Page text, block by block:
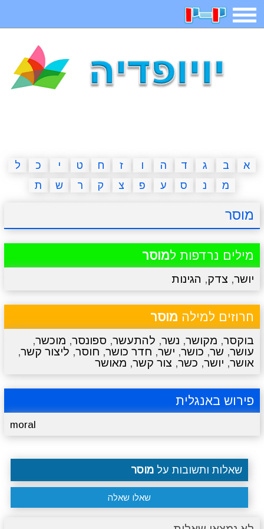
תפריט
איש תלוי מדריכים פוקימון גו מצא הבדלים
יצירה משחקי בנות אשליות חדשות
א ב ג ד ה ו ז ח ט י כ
ל
מ
נ ס ע פ צ ק ר ש ת
מוסר
מילים נרדפות למוסר
יושר, צדק, הגינות
חרוזים למילה מוסר
בוקסר, מקושר, נשר, להתעשר, ספונסר, מוכשר,
עושר, שר, כושר, ישר, חדר כושר, חוסר, ליצור קשר,
אושר, יושר, כשר, צור קשר, מאושר
פירוש באנגלית
moral
שאלות ותשובות על מוסר
שאלו שאלה